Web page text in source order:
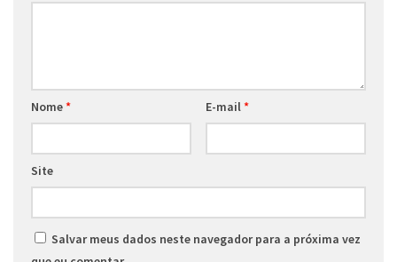
Nome* E-mail *
Site
Salvar meus dados neste navegador para a próxima vez